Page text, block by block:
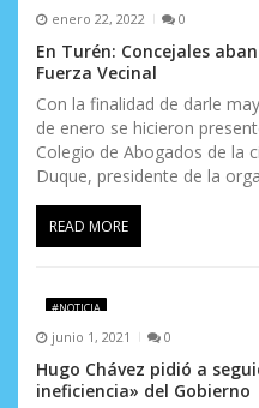
s enero 22, 2022 0
En Turén: Concejales
Fuerza Vecinal
Con la finalidad de darle
de enero se hicieron
Colegio de Abogados de la
Duque, presidente de la
READ MORE
#NOTICIA
junio 1, 2021 0
Hugo Chávez pidió a
ineficiencia» del Gobierno